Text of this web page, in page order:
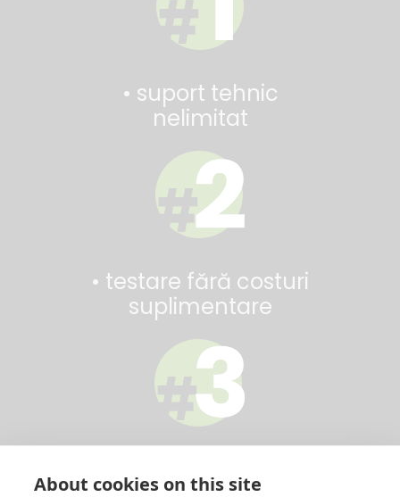
• suport tehnic
nelimitat
• testare fără costuri
suplimentare
• importator
About cookies on this site